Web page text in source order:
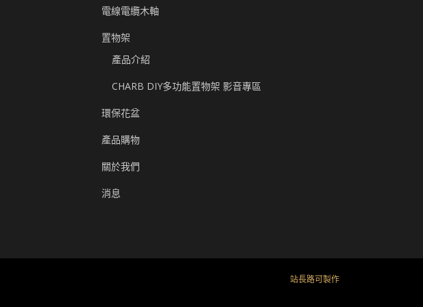
電線電纜木軸
置物架
產品介紹
CHARB DIY多功能置物架 影音專區
環保花盆
產品購物
關於我們
消息
站長路可製作